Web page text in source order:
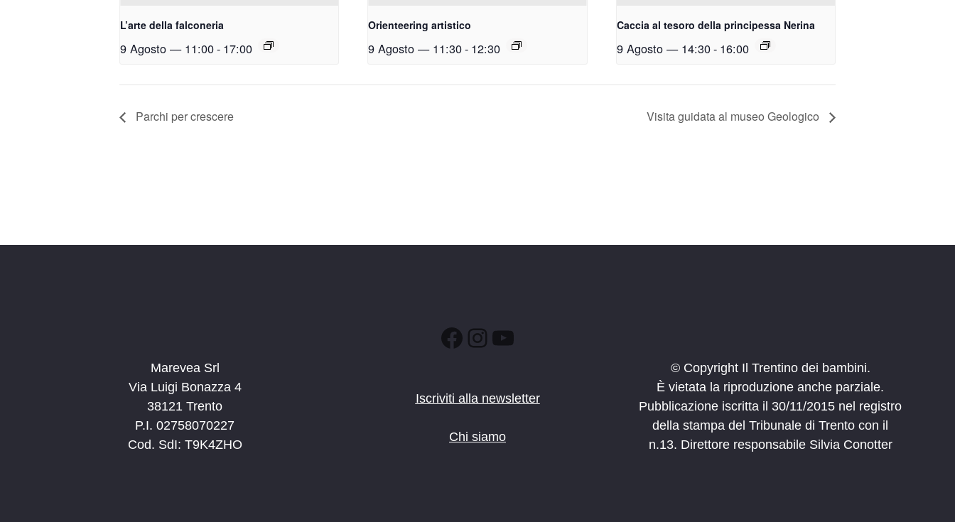
L’arte della falconeria
9 Agosto — 11:00- 17:00
Orienteering artistico
9 Agosto — 11:30- 12:30
Caccia al tesoro della principessa Nerina
9 Agosto — 14:30- 16:00
Parchi per crescere Visita guidata al museo Geologico
Marevea Srl
Via Luigi Bonazza 4
38121 Trento
P.I. 02758070227
Cod. SdI: T9K4ZHO
Facebook
Instagram
YouTube
Iscriviti alla newsletter
Chi siamo
© Copyright Il Trentino dei bambini.
È vietata la riproduzione anche parziale.
Pubblicazione iscritta il 30/11/2015 nel registro
della stampa del Tribunale di Trento con il
n.13. Direttore responsabile Silvia Conotter